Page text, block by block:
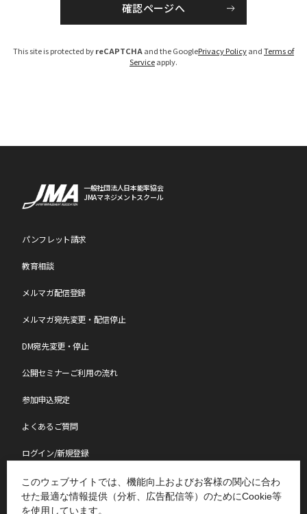
このウェブサイトでは、機能向上およびお客様の関心に合わ
せた最適な情報提供（分析、広告配信等）のためにCookie等
を使用しています。
【参加証・請求書の発行・発送について】
請求書は、各セミナー、大会ごとに発行のうえ各開催１か月前か
ら、PDFでお届けいたします。
※参加区分に誤りがある場合は、参加料を修正のうえ、請求書を発
行させていただきます。
絡ください。
【参加日程の変更について】
参加日程の変更は、年度内(4月～翌年3月)1回のみの変更となりま
なお、変更のご連絡日によりまして、日程変更手数料を申し受けま
各セミナーページの[キャンセル料・日程変更手数料]一覧表をご確
認ください。
す。
中止となる場合は会期約2週間前にメールにてご連絡いたします。
止に伴う交通費・宿泊費やその他の個人的損害について、
【注意事項】
This site is protected byreCAPTCHAand the GooglePrivacy PolicyandTerms of
Serviceapply.
一般社団法人日本能率協会
JMAマネジメントスクール
パンフレット請求
教育相談
メルマガ配信登録
メルマガ宛先変更・配信停止
DM宛先変更・停止
公開セミナーご利用の流れ
参加申込規定
よくあるご質問
ログイン/新規登録
講師派遣・社員研修
表彰制度